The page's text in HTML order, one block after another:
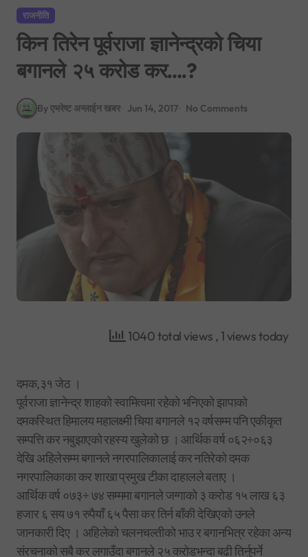
राजनीति
किन तिरेन पूर्वराजा ज्ञानेन्द्रको चिया
बगानले २५ करोड कर….?
By एभरेष्ट अन्लाईन खबर Jun 14, 2017 No Comments
1040 total views , 1 views today
दमक,३१ जेठ ।
पूर्वराजा ज्ञानेन्द्र शाहको स्वामित्वमा रहेको भनिएको झापाको
दमकस्थित हिमालय महालक्ष्मी चिया बगानले १२ वर्षसम्म पनि एकीकृत
सम्पत्ति कर नबुझाएको रहस्य खुलेको छ । आर्थिक वर्ष ०६२÷०६३
देखि अहिलेसम्म बगानले नगरपालिकालाई कर नतिरेको दमक
नगरपालिकाका कर शाखा प्रमुख टीका दाहालले बताए ।
आर्थिक वर्ष ०७३÷ ७४ सम्ममा बगानले जग्गाको ३ करोड १५ लाख ६३
हजार ६ सय ७१ रुपैयाँ ६५ पैसा कर तिर्न बाँकी देखिएको उनले
जानकारी दिए । अहिलेको चलनचल्तीको भाउ र बगानभित्र रहेका अन्य
संरचनाको सबै कर लगाउँदा बगानले २५ करोडभन्दा बढी तिर्नुपर्ने